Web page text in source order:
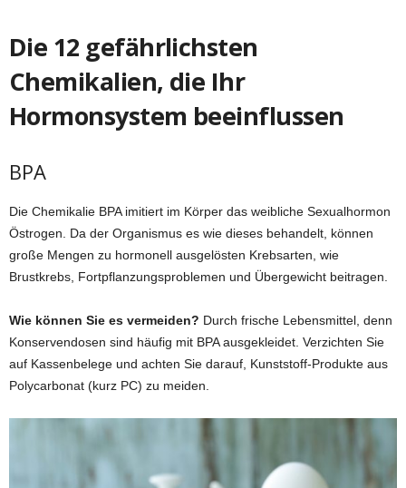
Die 12 gefährlichsten
Chemikalien, die Ihr
Hormonsystem beeinflussen
BPA
Die Chemikalie BPA imitiert im Körper das weibliche Sexualhormon
Östrogen. Da der Organismus es wie dieses behandelt, können
große Mengen zu hormonell ausgelösten Krebsarten, wie
Brustkrebs, Fortpflanzungsproblemen und Übergewicht beitragen.
Wie können Sie es vermeiden? Durch frische Lebensmittel, denn
Konservendosen sind häufig mit BPA ausgekleidet. Verzichten Sie
auf Kassenbelege und achten Sie darauf, Kunststoff-Produkte aus
Polycarbonat (kurz PC) zu meiden.